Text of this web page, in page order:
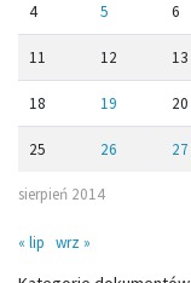
sierpień 2014
4 5 6
11 12 13
18 19 20
25 26 27
« lip wrz »